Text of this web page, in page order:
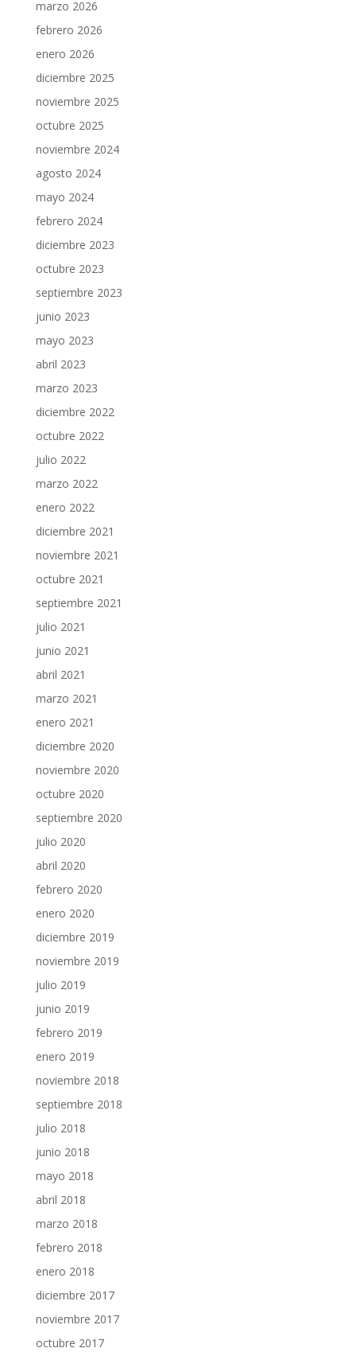
marzo 2026
febrero 2026
enero 2026
diciembre 2025
noviembre 2025
octubre 2025
noviembre 2024
agosto 2024
mayo 2024
febrero 2024
diciembre 2023
octubre 2023
septiembre 2023
junio 2023
mayo 2023
abril 2023
marzo 2023
diciembre 2022
octubre 2022
julio 2022
marzo 2022
enero 2022
diciembre 2021
noviembre 2021
octubre 2021
septiembre 2021
julio 2021
junio 2021
abril 2021
marzo 2021
enero 2021
diciembre 2020
noviembre 2020
octubre 2020
septiembre 2020
julio 2020
abril 2020
febrero 2020
enero 2020
diciembre 2019
noviembre 2019
julio 2019
junio 2019
febrero 2019
enero 2019
noviembre 2018
septiembre 2018
julio 2018
junio 2018
mayo 2018
abril 2018
marzo 2018
febrero 2018
enero 2018
diciembre 2017
noviembre 2017
octubre 2017